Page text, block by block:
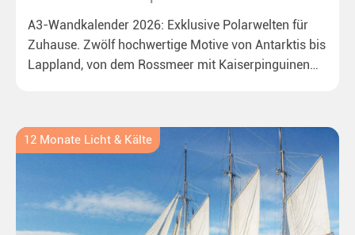
A3-Wandkalender 2026: Exklusive Polarwelten für
Zuhause. Zwölf hochwertige Motive von Antarktis bis
Lappland, von dem Rossmeer mit Kaiserpinguinen
12 Monate Licht & Kälte